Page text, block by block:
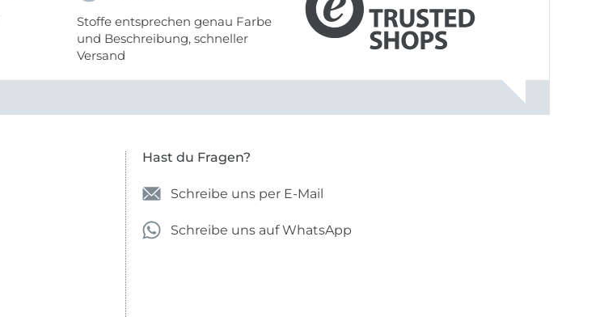
Stoffe entsprechen genau Farbe
und Beschreibung, schneller
Versand
Hast du Fragen?
Schreibe uns per E-Mail
Schreibe uns auf WhatsApp